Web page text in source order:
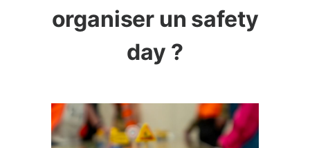
organiser un safety
day ?